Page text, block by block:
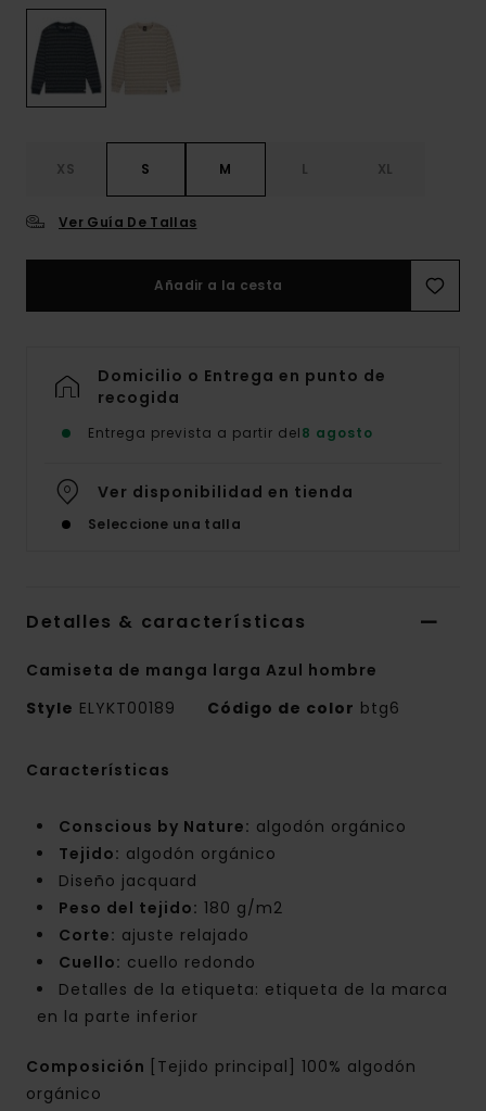
XS S M L XL
Ver Guía De Tallas
Añadir a la cesta
Domicilio o Entrega en punto de
recogida
Entrega prevista a partir del8 agosto
Ver disponibilidad en tienda
Seleccione una talla
Detalles & características
Camiseta de manga larga Azul hombre
Style ELYKT00189 Código de color btg6
Características
Conscious by Nature: algodón orgánico
Tejido: algodón orgánico
Diseño jacquard
Peso del tejido: 180 g/m2
Corte: ajuste relajado
Cuello: cuello redondo
Detalles de la etiqueta: etiqueta de la marca
en la parte inferior
Composición
[Tejido principal] 100% algodón
orgánico